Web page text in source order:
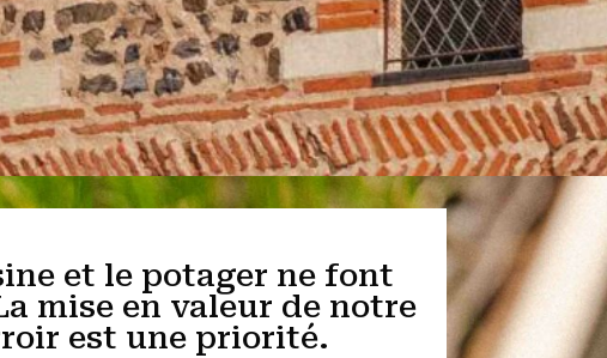
et le potager ne font
mise en valeur de notre
est une priorité.